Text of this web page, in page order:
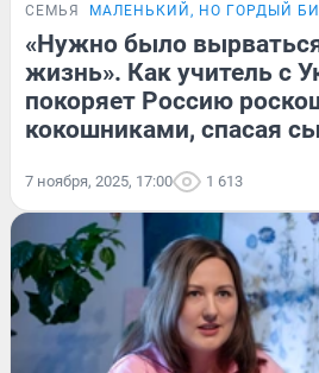
СЕМЬЯ МАЛЕНЬКИЙ, НО ГОРДЫЙ
«Нужно было
жизнь». Как учитель с
покоряет Россию
кокошниками, спасая
7 ноября, 2025, 17:00 1 613